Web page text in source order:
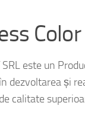
SRL este un
dezvoltarea și
calitate